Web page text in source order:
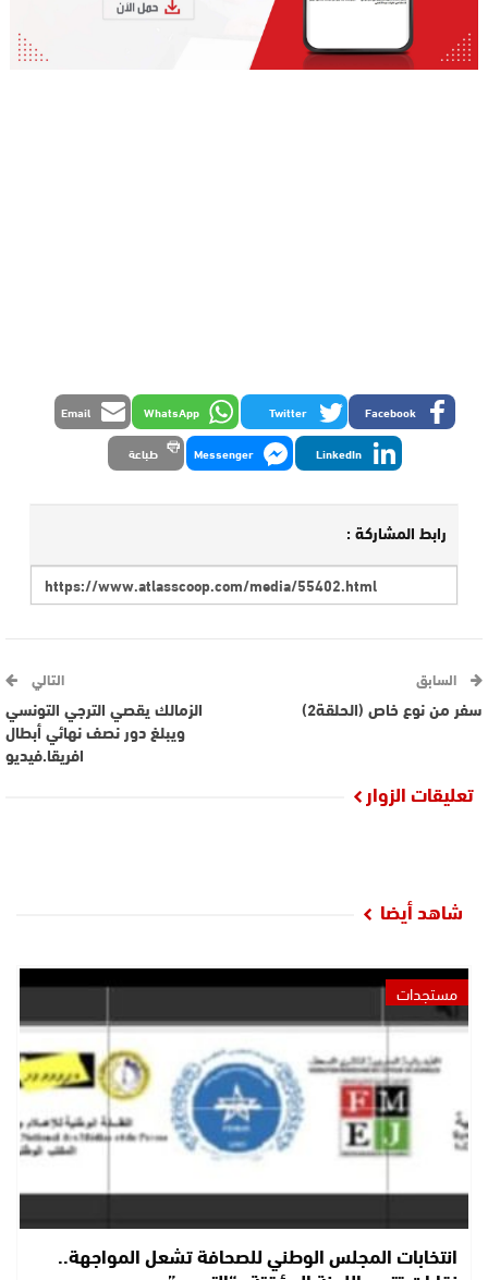
Facebook
Twitter
WhatsApp
Email
LinkedIn
Messenger طباعة
رابط المشاركة :
السابق
سفر من نوع خاص (الحلقة2)
التالي
الزمالك يقصي الترجي التونسي
ويبلغ دور نصف نهائي أبطال
افريقا.فيديو
تعليقات الزوار
شاهد أيضا
مستجدات
انتخابات المجلس الوطني للصحافة تشعل المواجهة..